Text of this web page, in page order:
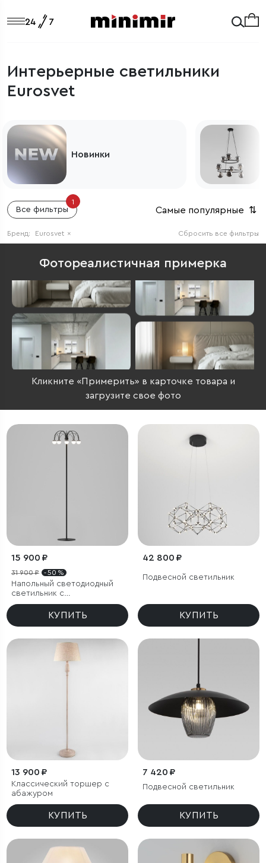
Интерьерные светильники
Eurosvet
Светильники из Европы
Все фильтры
1
Самые популярные ⇅
Сбросить все фильтры
Бренд: Eurosvet ×
Фотореалистичная примерка
Кликните «Примерить» в карточке товара и
загрузите свое фото
15 900 ₽
31 900 ₽ - 50 %
Напольный светодиодный
светильник с
регулировкой цветовой
температуры Ragno
КУПИТЬ
42 800 ₽
Подвесной светильник
КУПИТЬ
13 900 ₽
Классический торшер с
абажуром
КУПИТЬ
7 420 ₽
Подвесной светильник
КУПИТЬ